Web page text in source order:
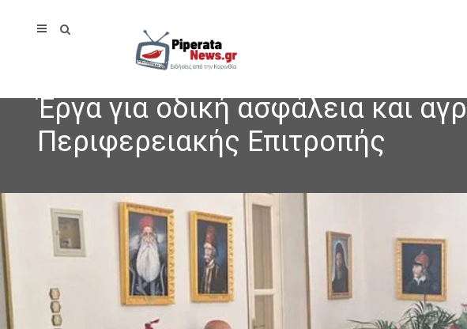
Έργα για οδική ασφάλεια και
Περιφερειακής Επιτροπής